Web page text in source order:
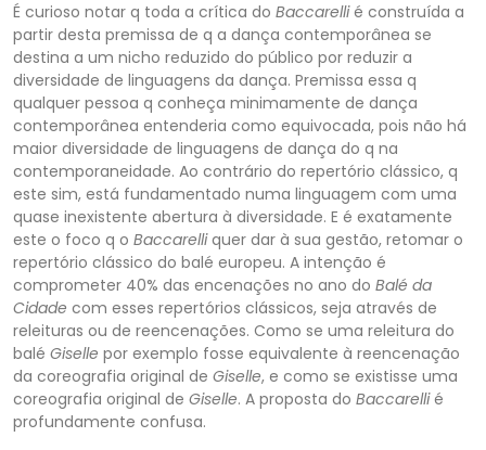
É curioso notar q toda a crítica do Baccarellié construída a
partir desta premissa de q a dança contemporânea se
destina a um nicho reduzido do público por reduzir a
diversidade de linguagens da dança. Premissa essa q
qualquer pessoa q conheça minimamente de dança
contemporânea entenderia como equivocada, pois não há
maior diversidade de linguagens de dança do q na
contemporaneidade. Ao contrário do repertório clássico, q
este sim, está fundamentado numa linguagem com uma
quase inexistente abertura à diversidade. E é exatamente
este o foco q o Baccarelliquer dar à sua gestão, retomar o
repertório clássico do balé europeu. A intenção é
comprometer 40% das encenações no ano do Balé da
Cidade com esses repertórios clássicos, seja através de
releituras ou de reencenações. Como se uma releitura do
balé Giselle por exemplo fosse equivalente à reencenação
da coreografia original de Giselle, e como se existisse uma
coreografia original de Giselle. A proposta do Baccarellié
profundamente confusa.